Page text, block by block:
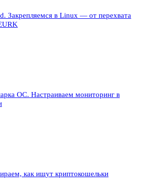
Закрепляемся в Linux — от перехвата
ОС. Настраиваем мониторинг в
как ищут криптокошельки